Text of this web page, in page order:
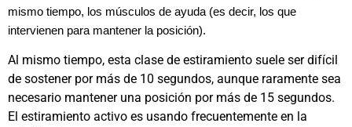
mismo tiempo, los músculos de ayuda (es decir, los que
intervienen para mantener la posición).
Al mismo tiempo, esta clase de estiramiento suele ser difícil
de sostener por más de 10 segundos, aunque raramente sea
necesario mantener una posición por más de 15 segundos.
El estiramiento activo es usando frecuentemente en la